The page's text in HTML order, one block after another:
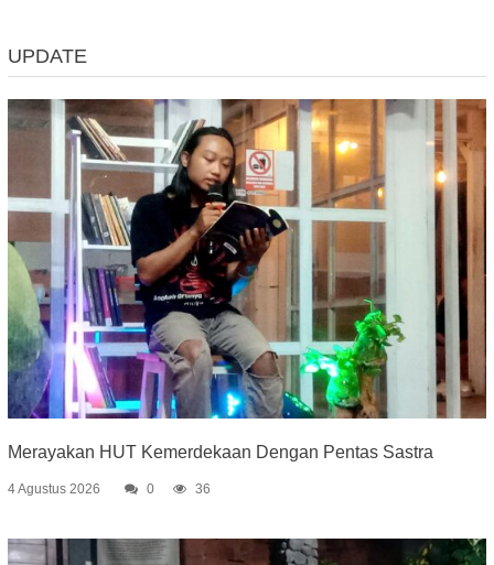
UPDATE
Merayakan HUT Kemerdekaan Dengan Pentas Sastra
4 Agustus 2026 0 36